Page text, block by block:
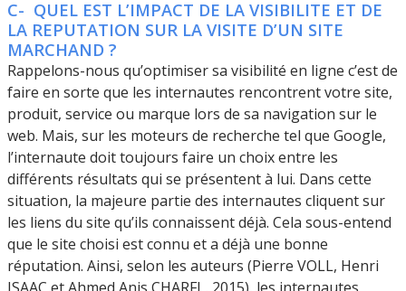
C- QUEL EST L’IMPACT DE LA VISIBILITE ET DE
LA REPUTATION SUR LA VISITE D’UN SITE
MARCHAND ?
Rappelons-nous qu’optimiser sa visibilité en ligne c’est de
faire en sorte que les internautes rencontrent votre site,
produit, service ou marque lors de sa navigation sur le
web. Mais, sur les moteurs de recherche tel que Google,
l’internaute doit toujours faire un choix entre les
différents résultats qui se présentent à lui. Dans cette
situation, la majeure partie des internautes cliquent sur
les liens du site qu’ils connaissent déjà. Cela sous-entend
que le site choisi est connu et a déjà une bonne
réputation. Ainsi, selon les auteurs (Pierre VOLL, Henri